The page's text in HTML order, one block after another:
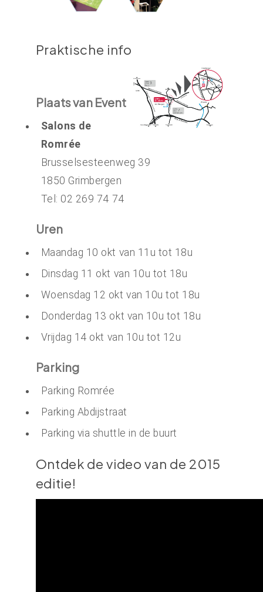
Praktische info
Plaats van Event
Salons de
Romrée
Brusselsesteenweg 39
1850 Grimbergen
Tel: 02 269 74 74
Uren
Maandag 10 okt van 11u tot 18u
Dinsdag 11 okt van 10u tot 18u
Woensdag 12 okt van 10u tot 18u
Donderdag 13 okt van 10u tot 18u
Vrijdag 14 okt van 10u tot 12u
Parking
Parking Romrée
Parking Abdijstraat
Parking via shuttle in de buurt
Ontdek de video van de 2015
editie!